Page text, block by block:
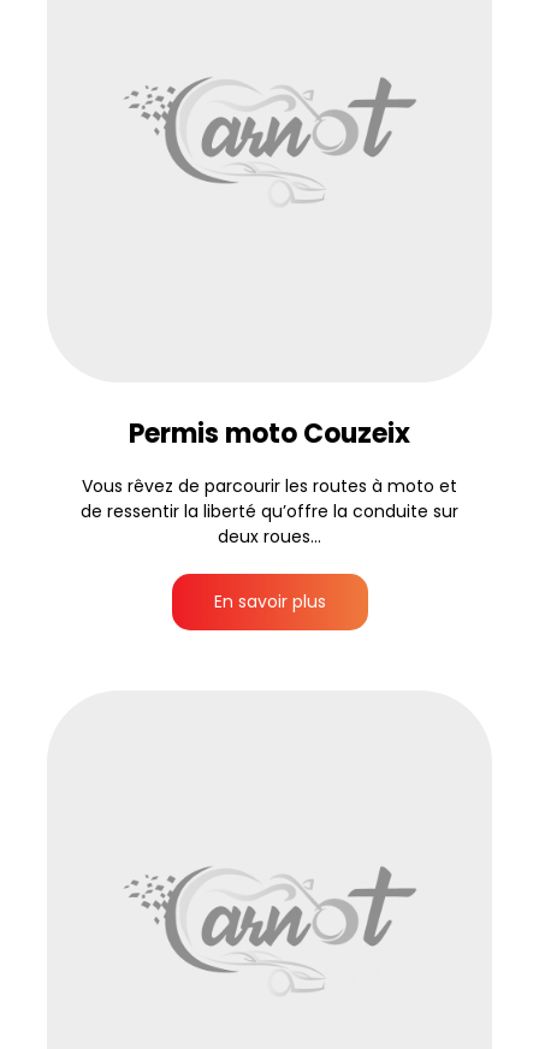
Permis moto Couzeix
Vous rêvez de parcourir les routes à moto et
de ressentir la liberté qu’offre la conduite sur
deux roues...
En savoir plus